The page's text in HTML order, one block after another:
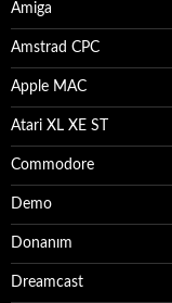
Amiga
Amstrad CPC
Apple MAC
Atari XL XE ST
Commodore
Demo
Donanım
Dreamcast